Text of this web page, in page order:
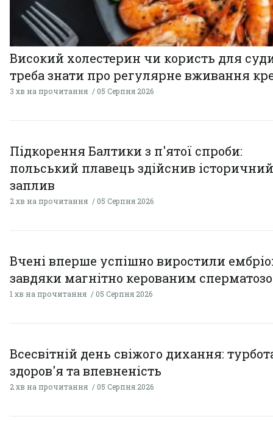
Високий холестерин чи користь для
треба знати про регулярне вживання
3 хв на прочитання 05 Серпня 2026
Підкорення Балтики з п'ятої спроби:
польський плавець здійснив історичний
заплив
2 хв на прочитання 05 Серпня 2026
Вчені вперше успішно виростили
завдяки магнітно керованим
1 хв на прочитання 05 Серпня 2026
Всесвітній день свіжого дихання:
здоров'я та впевненість
2 хв на прочитання 05 Серпня 2026